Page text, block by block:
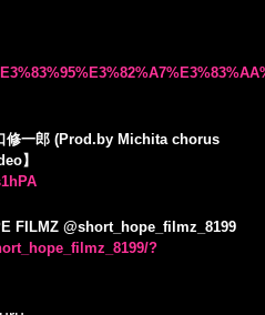
修一郎 (Prod.by Michita chorus
】
FILMZ @short_hope_filmz_8199
?